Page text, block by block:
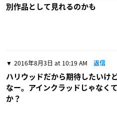
別作品として見れるのかも
2016年8月3日 at 10:19 AM 返信
ハリウッドだから期待したいけ
なー。アインクラッドじゃなく
か？